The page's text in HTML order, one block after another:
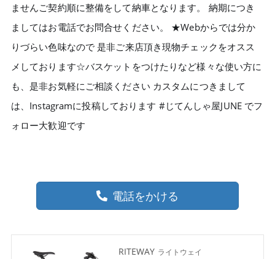
ませんご契約順に整備をして納車となります。 納期につき
ましてはお電話でお問合せください。 ★Webからでは分か
りづらい色味なので 是非ご来店頂き現物チェックをオスス
メしております☆バスケットをつけたりなど様々な使い方に
も、是非お気軽にご相談ください カスタムにつきまして
は、Instagramに投稿しております #じてんしゃ屋JUNE でフ
ォロー大歓迎です
電話をかける
RITEWAY ライトウェイ